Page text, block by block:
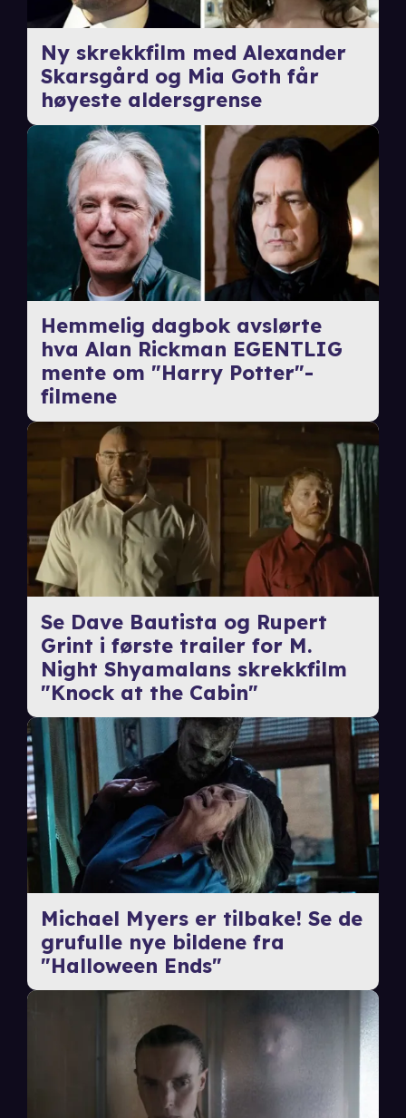
Ny skrekkfilm med Alexander
Skarsgård og Mia Goth får
høyeste aldersgrense
Hemmelig dagbok avslørte
hva Alan Rickman EGENTLIG
mente om "Harry Potter"-
filmene
Se Dave Bautista og Rupert
Grint i første trailer for M.
Night Shyamalans skrekkfilm
"Knock at the Cabin"
Michael Myers er tilbake! Se de
grufulle nye bildene fra
"Halloween Ends"